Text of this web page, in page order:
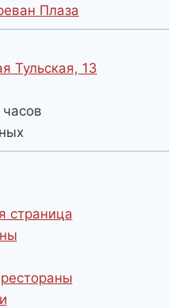
Плаза
Тульская, 13
страница